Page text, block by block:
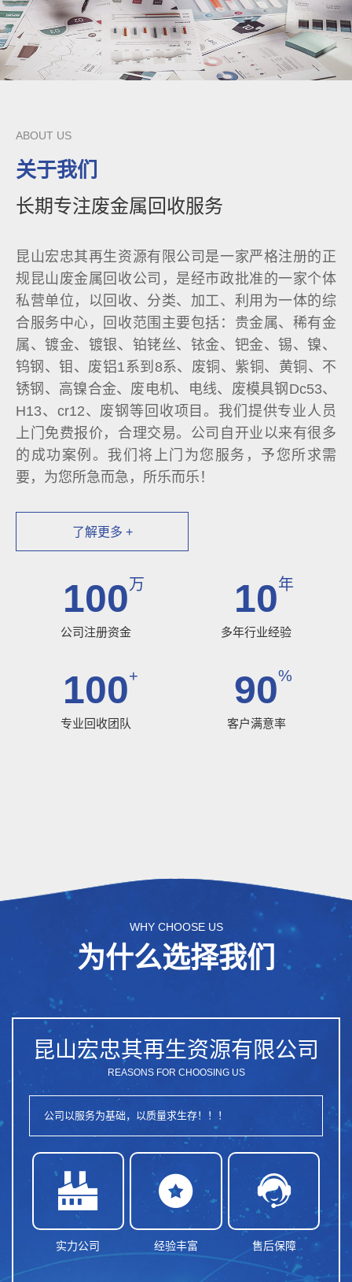
ABOUT US
关于我们
长期专注废金属回收服务
昆山宏忠其再生资源有限公司是一家严格注册的正
规昆山废金属回收公司，是经市政批准的一家个体
私营单位，以回收、分类、加工、利用为一体的综
合服务中心，回收范围主要包括：贵金属、稀有金
属、镀金、镀银、铂铑丝、铱金、钯金、锡、镍、
钨钢、钼、废铝1系到8系、废铜、紫铜、黄铜、不
锈钢、高镍合金、废电机、电线、废模具钢Dc53、
H13、cr12、废钢等回收项目。我们提供专业人员
上门免费报价，合理交易。公司自开业以来有很多
的成功案例。我们将上门为您服务，予您所求需
要，为您所急而急，所乐而乐！
了解更多 +
100万
公司注册资金
10年
多年行业经验
100+
专业回收团队
90%
客户满意率
WHY CHOOSE US
为什么选择我们
昆山宏忠其再生资源有限公司
REASONS FOR CHOOSING US
公司以服务为基础，以质量求生存！！！

实力公司

经验丰富

售后保障